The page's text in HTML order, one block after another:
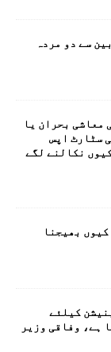
سے دو مردہ
معاشی بحران یا
سٹارٹ اپس
نکالنے لگے
بھیجنا
کیلئے
کیا ہے، وفاقی وزیر